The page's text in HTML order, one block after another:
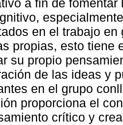
a fin de
en el trabajo
propias, esto tiene
su propio
de las ideas y
en el grupo
proporciona el
crítico y